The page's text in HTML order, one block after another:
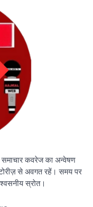
समाचार कवरेज का अन्वेषण
से अवगत रहें। समय पर
स्रोत।